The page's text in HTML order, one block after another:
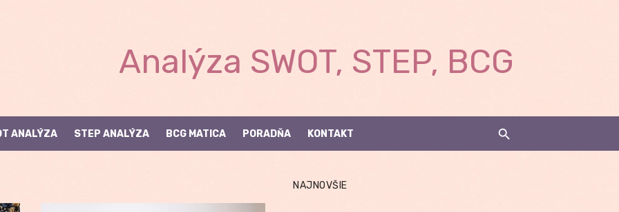
Analýza SWOT, STEP, BCG
ANALÝZA STEP ANALÝZA BCG MATICA PORADŇA KONTAKT
NAJNOVŠIE